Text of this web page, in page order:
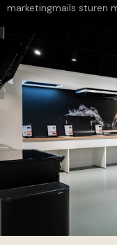
marketingmails sturen